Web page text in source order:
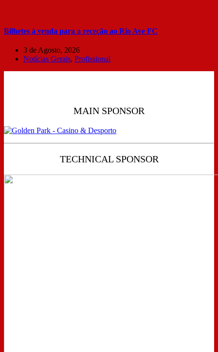
Bilhetes à venda para a receção ao Rio Ave FC
3 de Agosto, 2026
Notícias Gerais, Profissional
MAIN SPONSOR
TECHNICAL SPONSOR